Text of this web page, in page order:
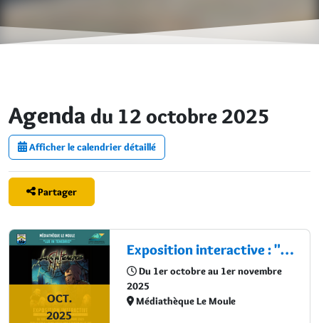
Agenda du 12 octobre 2025
Afficher le calendrier détaillé
Partager
OCT.
2025
Exposition interactive : "Lux in Tenebris"
Du 1er octobre au 1er novembre
2025
Médiathèque Le Moule